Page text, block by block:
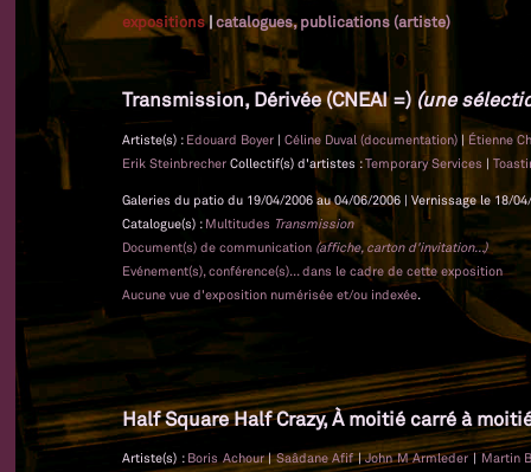
expositions|catalogues, publications (artiste)
Transmission, Dérivée (CNEAI =) (une
Artiste(s) : Edouard Boyer |Céline Duval (documentation) | Étienne
Erik Steinbrecher Collectif(s) d'artistes :Temporary Services |
Galeries du patio du 19/04/2006 au 04/06/2006 | Vernissage le 18/04/
Catalogue(s) : Multitudes Transmission
Document(s) de communication (affiche, carton d'invitation...)
Evénement(s), conférence(s)... dans le cadre de cette exposition
Aucune vue d'exposition numérisée et/ou indexée.
Half Square Half Crazy, À moitié carré à
Artiste(s) : Boris Achour|Saâdane Afif|John M Armleder |Martin